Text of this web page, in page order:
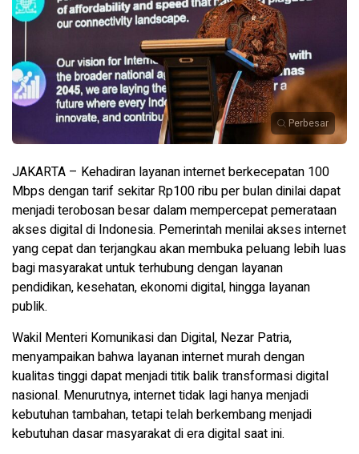
Perbesar
JAKARTA – Kehadiran layanan internet berkecepatan 100
Mbps dengan tarif sekitar Rp100 ribu per bulan dinilai dapat
menjadi terobosan besar dalam mempercepat pemerataan
akses digital di Indonesia. Pemerintah menilai akses internet
yang cepat dan terjangkau akan membuka peluang lebih luas
bagi masyarakat untuk terhubung dengan layanan
pendidikan, kesehatan, ekonomi digital, hingga layanan
publik.
Wakil Menteri Komunikasi dan Digital, Nezar Patria,
menyampaikan bahwa layanan internet murah dengan
kualitas tinggi dapat menjadi titik balik transformasi digital
nasional. Menurutnya, internet tidak lagi hanya menjadi
kebutuhan tambahan, tetapi telah berkembang menjadi
kebutuhan dasar masyarakat di era digital saat ini.